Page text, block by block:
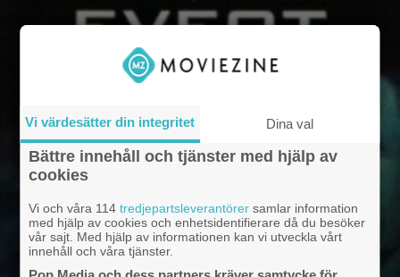
Vi värdesätter din integritet Dina val
Bättre innehåll och tjänster med hjälp av
cookies
Vi och våra 114tredjepartsleverantörer samlar information
med hjälp av cookies och enhetsidentifierare då du besöker
vår sajt. Med hjälp av informationen kan vi utveckla vårt
innehåll och våra tjänster.